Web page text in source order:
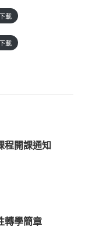
載
載
程開課通知
轉學簡章